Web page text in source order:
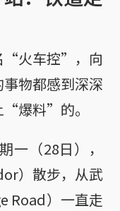
“火车控”，向
物都感到深深
“爆料”的。
一（28日），
）散步，从武
Road）一直走